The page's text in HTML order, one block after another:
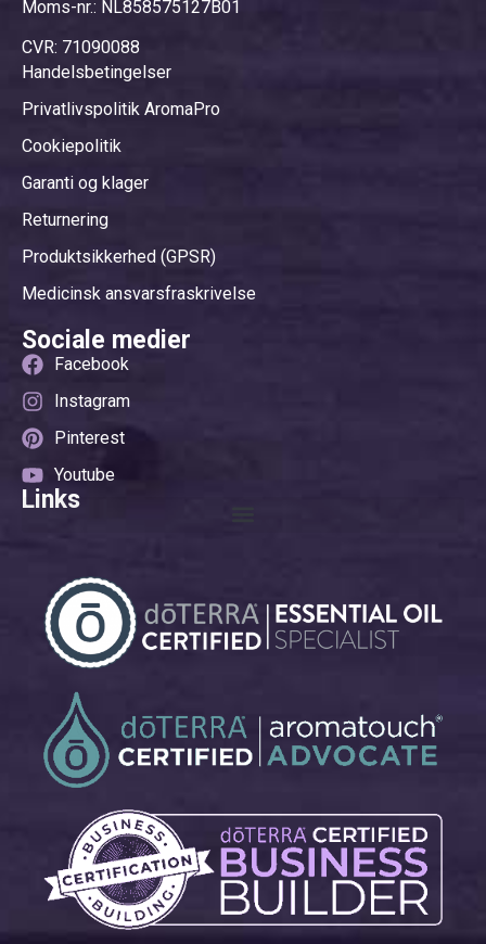
Moms-nr.: NL858575127B01
CVR: 71090088
Handelsbetingelser
Privatlivspolitik AromaPro
Cookiepolitik
Garanti og klager
Returnering
Produktsikkerhed (GPSR)
Medicinsk ansvarsfraskrivelse
Sociale medier
Facebook
Instagram
Pinterest
Youtube
Links